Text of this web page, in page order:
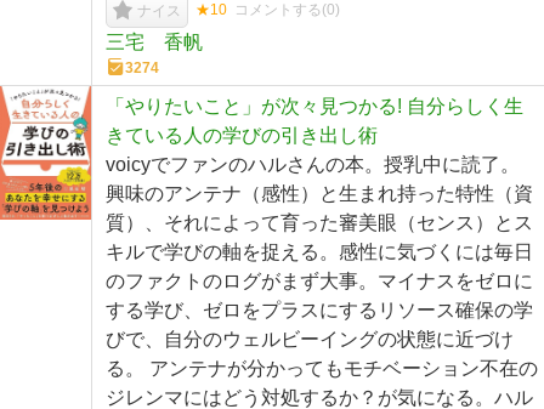
ナイス ★10 コメントする(0)
三宅 香帆
3274
「やりたいこと」が次々見つかる! 自分らしく生
きている人の学びの引き出し術
voicyでファンのハルさんの本。授乳中に読了。
興味のアンテナ（感性）と生まれ持った特性（資
質）、それによって育った審美眼（センス）とス
キルで学びの軸を捉える。感性に気づくには毎日
のファクトのログがまず大事。マイナスをゼロに
する学び、ゼロをプラスにするリソース確保の学
びで、自分のウェルビーイングの状態に近づけ
る。 アンテナが分かってもモチベーション不在の
ジレンマにはどう対処するか？が気になる。ハル